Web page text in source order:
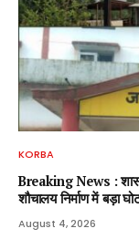
KORBA
Breaking News :
शौचालय निर्माण में बड़ा
August 4, 2026